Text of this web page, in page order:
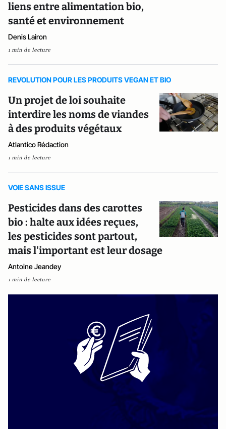
liens entre alimentation bio,
santé et environnement
Denis Lairon
1 min de lecture
REVOLUTION POUR LES PRODUITS VEGAN ET BIO
Un projet de loi souhaite
interdire les noms de viandes
à des produits végétaux
Atlantico Rédaction
1 min de lecture
VOIE SANS ISSUE
Pesticides dans des carottes
bio : halte aux idées reçues,
les pesticides sont partout,
mais l'important est leur dosage
Antoine Jeandey
1 min de lecture